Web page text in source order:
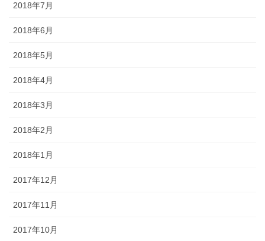
2018年7月
2018年6月
2018年5月
2018年4月
2018年3月
2018年2月
2018年1月
2017年12月
2017年11月
2017年10月